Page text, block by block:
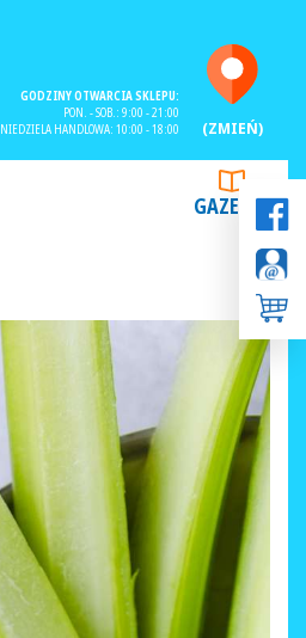
GODZINY OTWARCIA SKLEPU:
PON. - SOB.: 9:00 - 21:00
NIEDZIELA HANDLOWA: 10:00 - 18:00
(ZMIEŃ)
GAZETKI